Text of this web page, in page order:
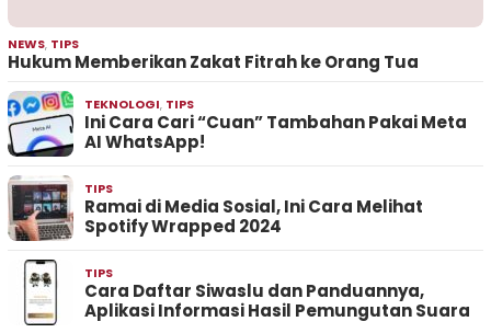
NEWS, TIPS
Hukum Memberikan Zakat Fitrah ke Orang Tua
TEKNOLOGI, TIPS
Ini Cara Cari “Cuan” Tambahan Pakai Meta
AI WhatsApp!
TIPS
Ramai di Media Sosial, Ini Cara Melihat
Spotify Wrapped 2024
TIPS
Cara Daftar Siwaslu dan Panduannya,
Aplikasi Informasi Hasil Pemungutan Suara